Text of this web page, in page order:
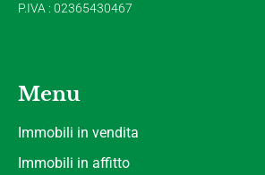
P.IVA : 02365430467
Menu
Immobili in vendita
Immobili in affitto